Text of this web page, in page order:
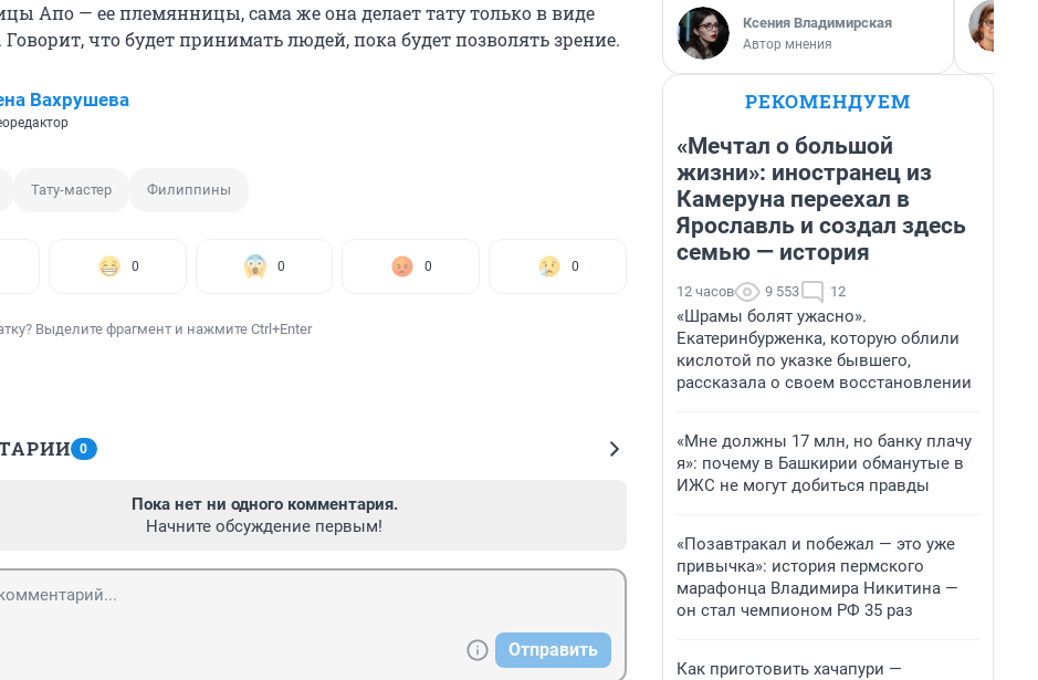
Апо — ее племянницы, сама же она делает тату только в виде
Говорит, что будет принимать людей, пока будет позволять зрение.
Вахрушева
Тату-мастер Филиппины
0 0 0 0
Выделите фрагмент и нажмите Ctrl+Enter
0
Пока нет ни одного комментария.
Начните обсуждение первым!
Отправить
Ксения Владимирская
Автор мнения
РЕКОМЕНДУЕМ
«Мечтал о большой
жизни»: иностранец из
Камеруна переехал в
Ярославль и создал здесь
семью — история
12 часов 9 553 12
«Шрамы болят ужасно».
Екатеринбурженка, которую облили
кислотой по указке бывшего,
рассказала о своем восстановлении
«Мне должны 17 млн, но банку плачу
я»: почему в Башкирии обманутые в
ИЖС не могут добиться правды
«Позавтракал и побежал — это уже
привычка»: история пермского
марафонца Владимира Никитина —
он стал чемпионом РФ 35 раз
Как приготовить хачапури —